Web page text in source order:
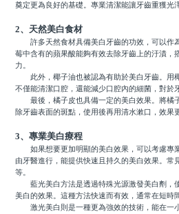
奠定更為良好的基礎。專業清潔能讓牙齒重獲光
2、天然美白食材
許多天然食材具備美白牙齒的功效，可以作
莓中含有的蘋果酸能夠有效去除牙齒上的汙漬，
力。
此外，椰子油也被認為有助於美白牙齒。用椰
不僅能清潔口腔，還能減少口腔內的細菌，對於
最後，橘子皮也具備一定的美白效果。將橘
除牙齒表面的斑點，使用後再用清水漱口，效果
3、專業美白療程
如果想要更加明顯的美白效果，可以考慮專
由牙醫進行，能提供快速且持久的美白效果。常
等。
藍光美白方法是透過特殊光源激發美白劑，
美白的效果。這種方法快速而有效，通常在短時
激光美白則是一種更為強效的技術，能在一